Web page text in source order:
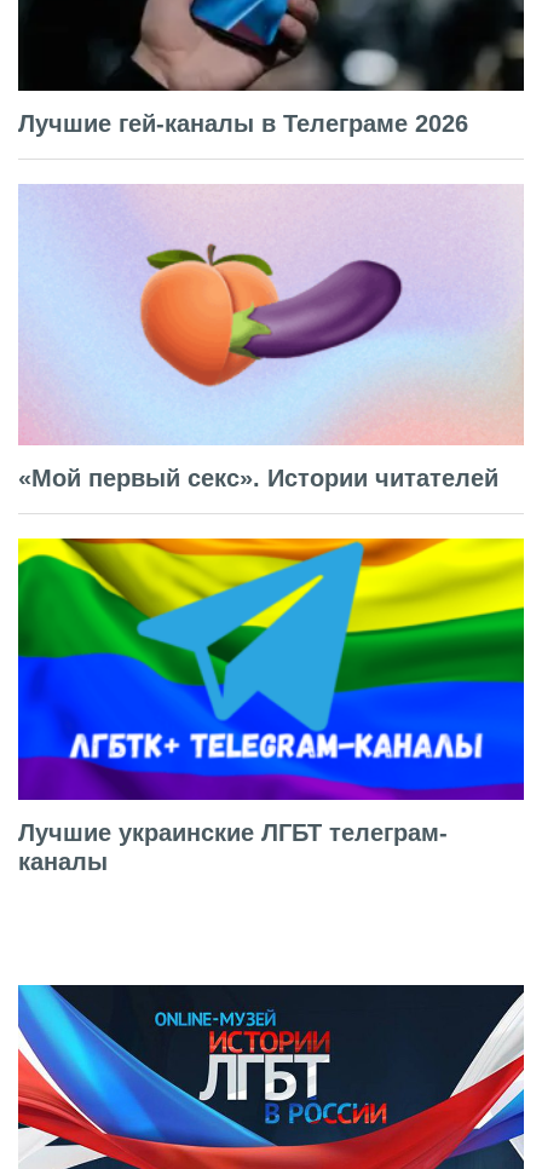
Лучшие гей-каналы в Телеграме 2026
«Мой первый секс». Истории читателей
Лучшие украинские ЛГБТ телеграм-
каналы